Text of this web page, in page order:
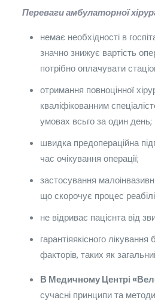
Переваги амбулаторної
немає необхідності в
значно знижує вартість
потрібно оплачувати
отримання повноцінної
кваліфікованним
умовах всьго за один день;
швидка предопераційна
час очікування операції;
застосування
що скорочує процес
не відриває пацієнта від
гарантіяякісного
факторів, таких як
В Медичному Центрі
сучасні принципи та методи